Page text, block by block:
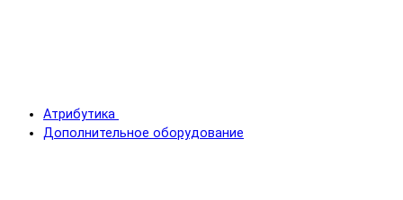
Атрибутика
Дополнительное оборудование